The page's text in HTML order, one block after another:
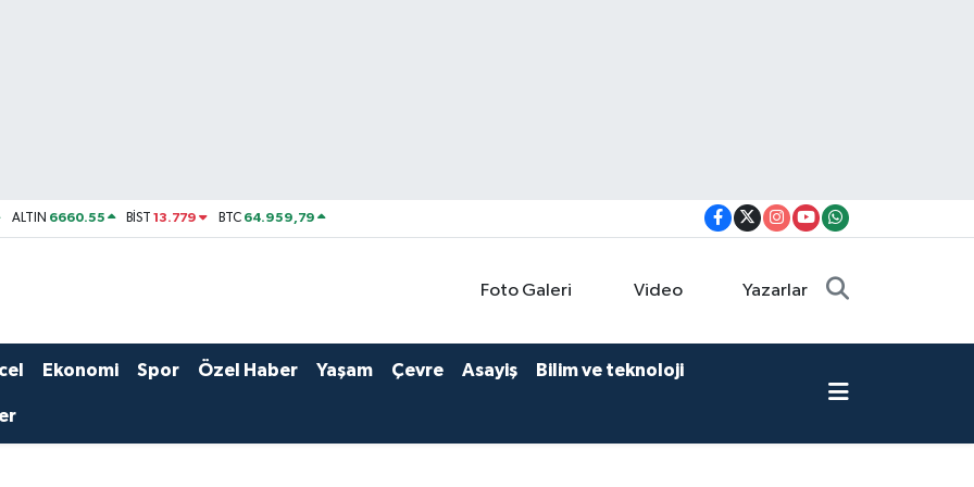
ALTIN 6660.55 BİST13.779 BTC 64.959,79
Foto Galeri Video Yazarlar
Ekonomi Spor Özel Haber Yaşam Çevre Asayiş Bilim ve teknoloji